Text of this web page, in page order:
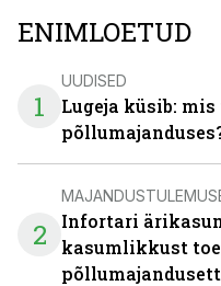
ENIMLOETUD
1
UUDISED
Lugeja küsib:
2
Infortari
kasumlikkust